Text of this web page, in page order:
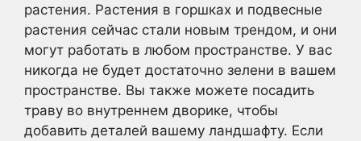
растения. Растения в горшках и подвесные
растения сейчас стали новым трендом, и они
могут работать в любом пространстве. У вас
никогда не будет достаточно зелени в вашем
пространстве. Вы также можете посадить
траву во внутреннем дворике, чтобы
добавить деталей вашему ландшафту. Если